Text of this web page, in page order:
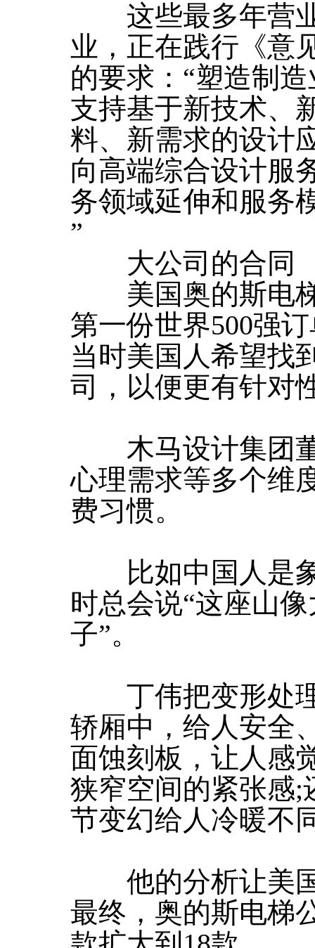
这些最多年营业
业，正在践行《意
的要求：“塑造制
支持基于新技术、
料、新需求的设计
向高端综合设计服
务领域延伸和服务
”
大公司的合同
美国奥的斯电梯
第一份世界500强
当时美国人希望找
司，以便更有针对
木马设计集团董
心理需求等多个维
费习惯。
比如中国人是象
时总会说“这座山
子”。
丁伟把变形处理
轿厢中，给人安全
面蚀刻板，让人感
狭窄空间的紧张感;
节变幻给人冷暖不
他的分析让美
最终，奥的斯电梯